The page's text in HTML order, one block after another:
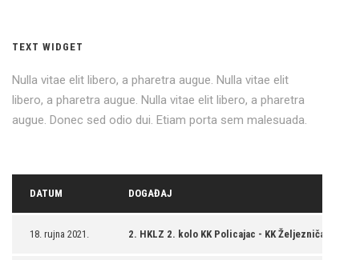
TEXT WIDGET
Nulla vitae elit libero, a pharetra augue. Nulla vitae elit
libero, a pharetra augue. Nulla vitae elit libero, a pharetra
augue. Donec sed odio dui. Etiam porta sem malesuada.
DATUM DOGAĐAJ
18. rujna 2021. 2. HKLZ 2. kolo KK Policajac - KK Željezničar Ka